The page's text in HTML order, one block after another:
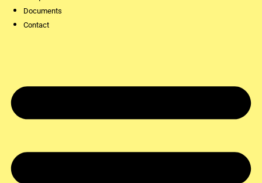
Documents
Contact